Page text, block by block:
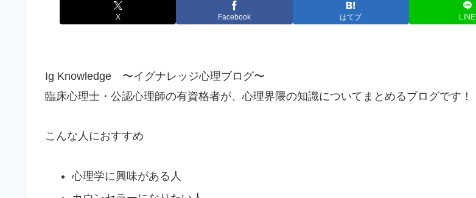
X Facebook はてブ LINE
Ig Knowledge 〜イグナレッジ心理ブログ〜
臨床心理士・公認心理師の有資格者が、心理界隈の知識についてまとめるブログです！
こんな人におすすめ
心理学に興味がある人